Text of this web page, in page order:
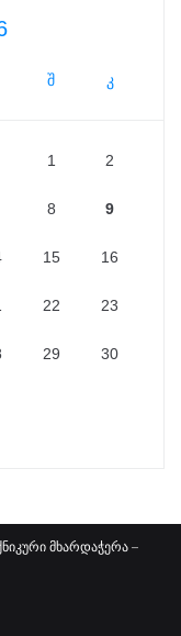
შ კ
1 2
8 9
15 16
22 23
29 30
მხარდაჭერა –